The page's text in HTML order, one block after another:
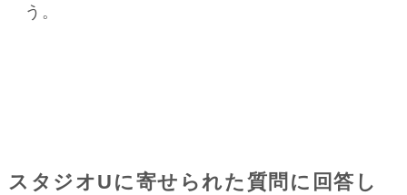
う。
スタジオUに寄せられた質問に回答し